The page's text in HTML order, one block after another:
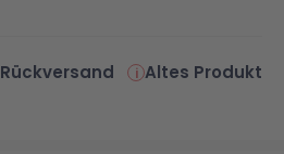
Rückversand
Altes Produkt